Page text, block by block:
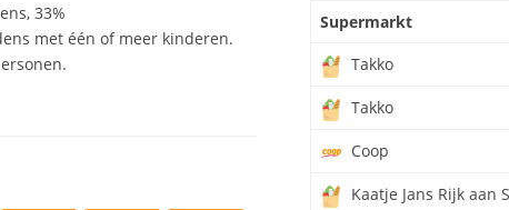
33%
met één of meer kinderen.
Supermarkt
Takko
Takko
Coop
Kaatje Jans Rijk aan